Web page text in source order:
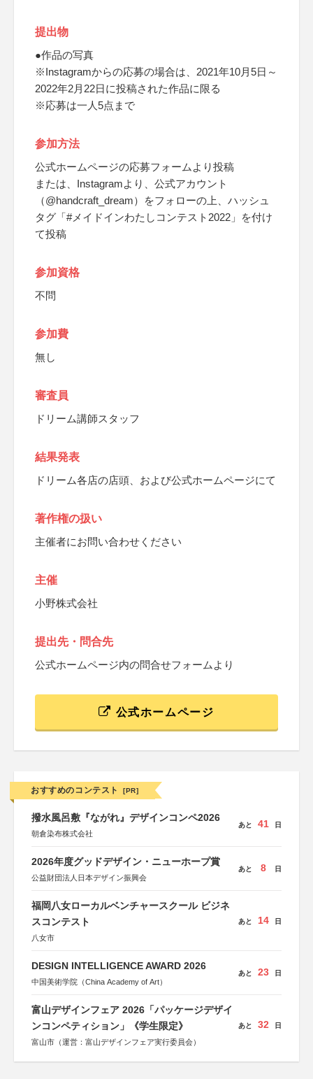
提出物
●作品の写真
※Instagramからの応募の場合は、2021年10月5日～
2022年2月22日に投稿された作品に限る
※応募は一人5点まで
参加方法
公式ホームページの応募フォームより投稿
または、Instagramより、公式アカウント
（@handcraft_dream）をフォローの上、ハッシュ
タグ「#メイドインわたしコンテスト2022」を付け
て投稿
参加資格
不問
参加費
無し
審査員
ドリーム講師スタッフ
結果発表
ドリーム各店の店頭、および公式ホームページにて
著作権の扱い
主催者にお問い合わせください
主催
小野株式会社
提出先・問合先
公式ホームページ内の問合せフォームより
公式ホームページ
おすすめのコンテスト [PR]
撥水風呂敷『ながれ』デザインコンペ2026
朝倉染布株式会社
あと 41 日
2026年度グッドデザイン・ニューホープ賞
公益財団法人日本デザイン振興会
あと 8 日
福岡八女ローカルベンチャースクール ビジネ
スコンテスト
八女市
あと 14 日
DESIGN INTELLIGENCE AWARD 2026
中国美術学院（China Academy of Art）
あと 23 日
富山デザインフェア 2026「パッケージデザイ
ンコンペティション」《学生限定》
富山市（運営：富山デザインフェア実行委員会）
あと 32 日